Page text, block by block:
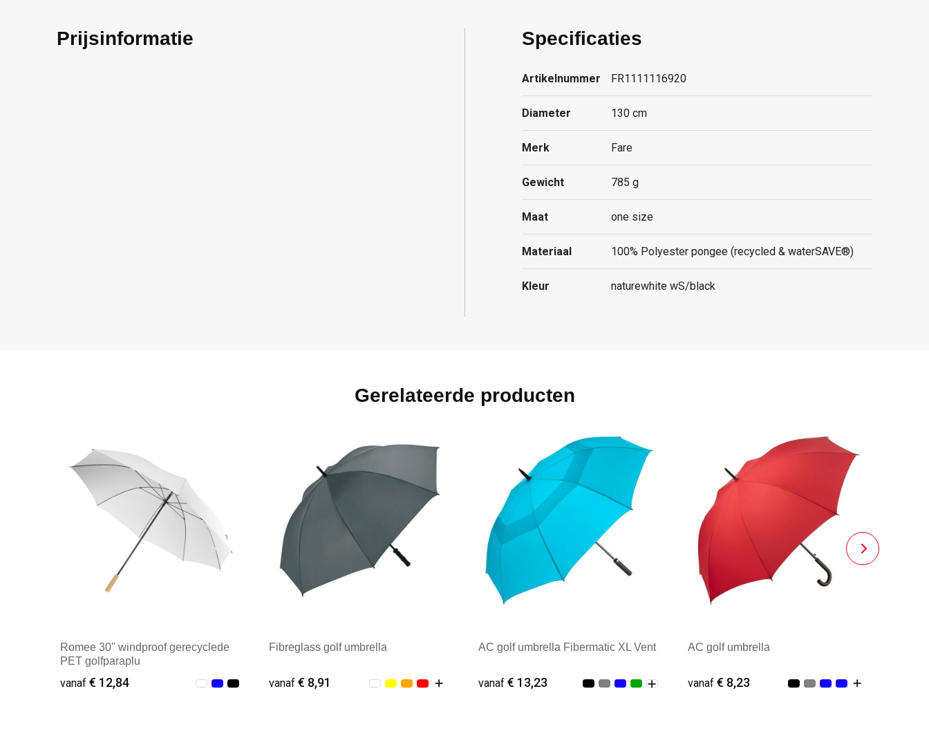
Prijsinformatie Specificaties
Artikelnummer FR1111116920
Diameter 130 cm
Merk Fare
Gewicht 785 g
Maat one size
Materiaal 100% Polyester pongee (recycled & waterSAVE®)
Kleur naturewhite wS/black
Gerelateerde producten
Romee 30'' windproof gerecyclede
PET golfparaplu
vanaf € 12,84
Fibreglass golf umbrella
vanaf€ 8,91
AC golf umbrella Fibermatic XL Vent
vanaf € 13,23
AC golf umbrella
vanaf € 8,23